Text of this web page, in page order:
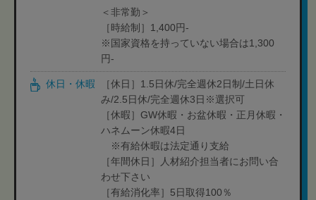
＜非常勤＞
［時給制］1,400円-
※国家資格を持っていない場合は1,300
円-
休日・休暇
［休日］1.5日休/完全週休2日制/土日休
み/2.5日休/完全週休3日※選択可
［休暇］GW休暇・お盆休暇・正月休暇・
ハネムーン休暇4日
※有給休暇は法定通り支給
［年間休日］人材紹介担当者にお問い合
わせ下さい
［有給消化率］5日取得100％